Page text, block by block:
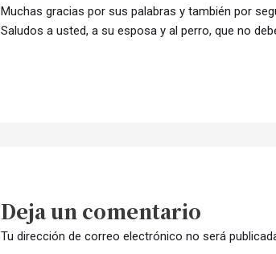
Muchas gracias por sus palabras y también por
Saludos a usted, a su esposa y al perro, que no
Deja un comentario
Tu dirección de correo electrónico no será